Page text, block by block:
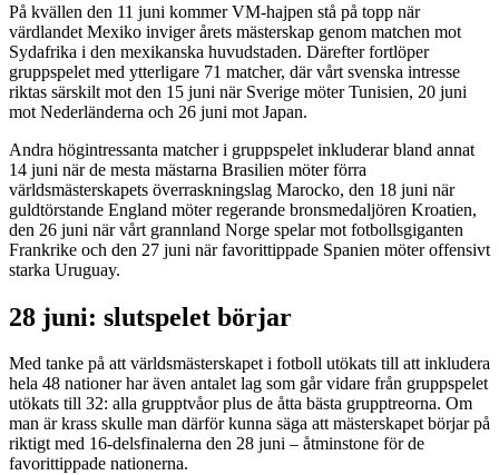
På kvällen den 11 juni kommer VM-hajpen stå på topp när
värdlandet Mexiko inviger årets mästerskap genom matchen mot
Sydafrika i den mexikanska huvudstaden. Därefter fortlöper
gruppspelet med ytterligare 71 matcher, där vårt svenska intresse
riktas särskilt mot den 15 juni när Sverige möter Tunisien, 20 juni
mot Nederländerna och 26 juni mot Japan.
Andra högintressanta matcher i gruppspelet inkluderar bland annat
14 juni när de mesta mästarna Brasilien möter förra
världsmästerskapets överraskningslag Marocko, den 18 juni när
guldtörstande England möter regerande bronsmedaljören Kroatien,
den 26 juni när vårt grannland Norge spelar mot fotbollsgiganten
Frankrike och den 27 juni när favorittippade Spanien möter offensivt
starka Uruguay.
28 juni: slutspelet börjar
Med tanke på att världsmästerskapet i fotboll utökats till att inkludera
hela 48 nationer har även antalet lag som går vidare från gruppspelet
utökats till 32: alla grupptvåor plus de åtta bästa grupptreorna. Om
man är krass skulle man därför kunna säga att mästerskapet börjar på
riktigt med 16-delsfinalerna den 28 juni – åtminstone för de
favorittippade nationerna.